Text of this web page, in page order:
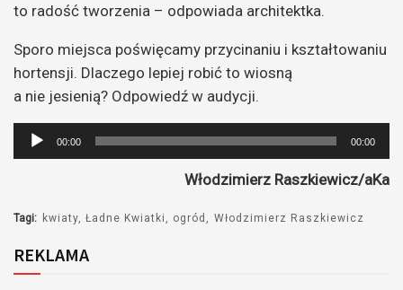
to radość tworzenia – odpowiada architektka.
Sporo miejsca poświęcamy przycinaniu i kształtowaniu
hortensji. Dlaczego lepiej robić to wiosną
a nie jesienią? Odpowiedź w audycji.
Odtwarzacz
plików
00:00 00:00
Włodzimierz Raszkiewicz/aKa
Tagi: kwiaty Ładne Kwiatki ogród Włodzimierz Raszkiewicz
REKLAMA